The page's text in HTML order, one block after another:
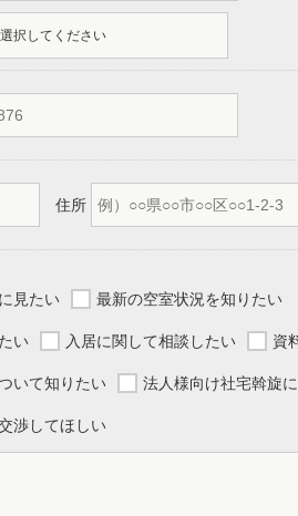
住所
見たい 最新の空室状況を知りたい
い 入居に関して相談したい 資
いて知りたい 法人様向け社宅斡旋
渉してほしい